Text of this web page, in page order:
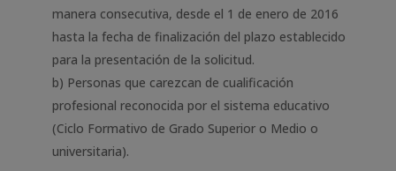
manera consecutiva, desde el 1 de enero de 2016
hasta la fecha de finalización del plazo establecido
para la presentación de la solicitud.
b) Personas que carezcan de cualificación
profesional reconocida por el sistema educativo
(Ciclo Formativo de Grado Superior o Medio o
universitaria).